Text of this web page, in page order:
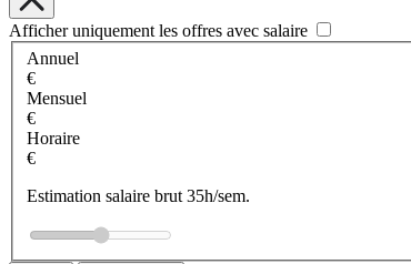
Afficher uniquement les offres avec salaire
Annuel
€
Mensuel
€
Horaire
€
Estimation salaire brut 35h/sem.